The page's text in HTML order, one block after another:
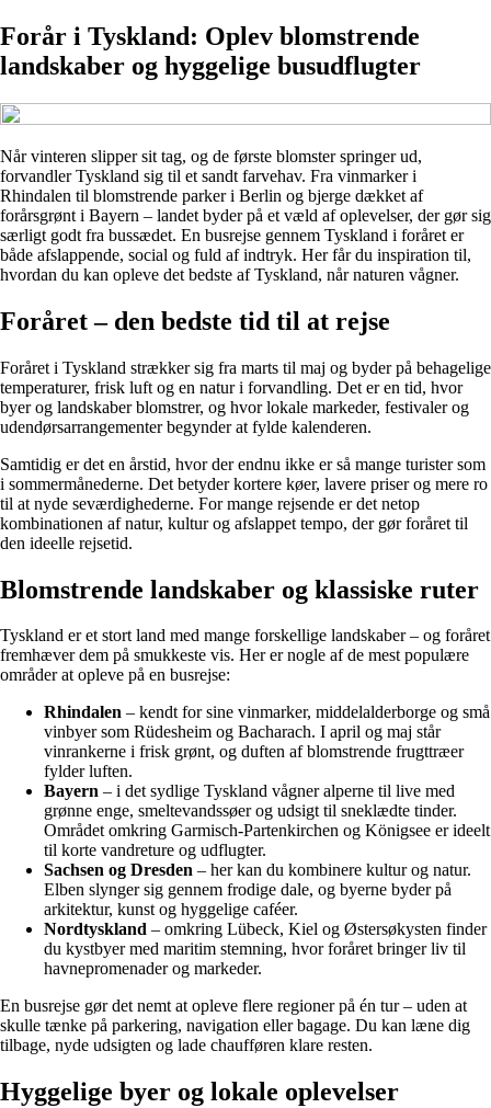
Forår i Tyskland: Oplev blomstrende
landskaber og hyggelige busudflugter
Når vinteren slipper sit tag, og de første blomster springer ud,
forvandler Tyskland sig til et sandt farvehav. Fra vinmarker i
Rhindalen til blomstrende parker i Berlin og bjerge dækket af
forårsgrønt i Bayern – landet byder på et væld af oplevelser, der gør sig
særligt godt fra bussædet. En busrejse gennem Tyskland i foråret er
både afslappende, social og fuld af indtryk. Her får du inspiration til,
hvordan du kan opleve det bedste af Tyskland, når naturen vågner.
Foråret – den bedste tid til at rejse
Foråret i Tyskland strækker sig fra marts til maj og byder på behagelige
temperaturer, frisk luft og en natur i forvandling. Det er en tid, hvor
byer og landskaber blomstrer, og hvor lokale markeder, festivaler og
udendørsarrangementer begynder at fylde kalenderen.
Samtidig er det en årstid, hvor der endnu ikke er så mange turister som
i sommermånederne. Det betyder kortere køer, lavere priser og mere ro
til at nyde seværdighederne. For mange rejsende er det netop
kombinationen af natur, kultur og afslappet tempo, der gør foråret til
den ideelle rejsetid.
Blomstrende landskaber og klassiske ruter
Tyskland er et stort land med mange forskellige landskaber – og foråret
fremhæver dem på smukkeste vis. Her er nogle af de mest populære
områder at opleve på en busrejse:
Rhindalen – kendt for sine vinmarker, middelalderborge og små
vinbyer som Rüdesheim og Bacharach. I april og maj står
vinrankerne i frisk grønt, og duften af blomstrende frugttræer
fylder luften.
Bayern – i det sydlige Tyskland vågner alperne til live med
grønne enge, smeltevandssøer og udsigt til sneklædte tinder.
Området omkring Garmisch-Partenkirchen og Königsee er ideelt
til korte vandreture og udflugter.
Sachsen og Dresden – her kan du kombinere kultur og natur.
Elben slynger sig gennem frodige dale, og byerne byder på
arkitektur, kunst og hyggelige caféer.
Nordtyskland – omkring Lübeck, Kiel og Østersøkysten finder
du kystbyer med maritim stemning, hvor foråret bringer liv til
havnepromenader og markeder.
En busrejse gør det nemt at opleve flere regioner på én tur – uden at
skulle tænke på parkering, navigation eller bagage. Du kan læne dig
tilbage, nyde udsigten og lade chaufføren klare resten.
Hyggelige byer og lokale oplevelser